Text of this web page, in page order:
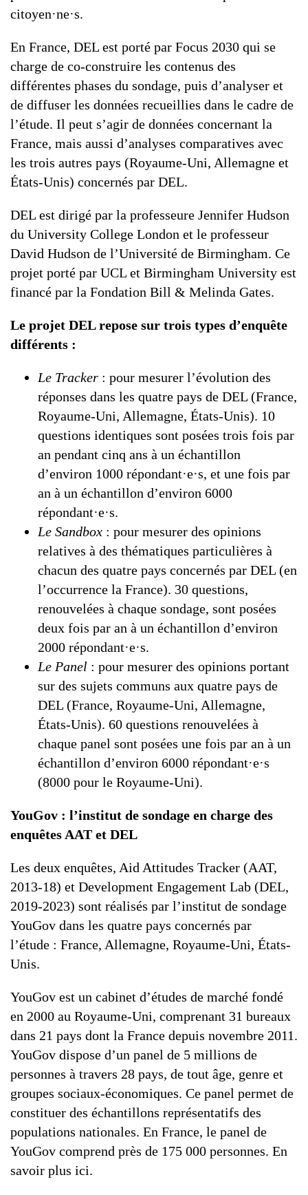
citoyen·ne·s.
En France, DEL est porté par Focus 2030 qui se
charge de co-construire les contenus des
différentes phases du sondage, puis d’analyser et
de diffuser les données recueillies dans le cadre de
l’étude. Il peut s’agir de données concernant la
France, mais aussi d’analyses comparatives avec
les trois autres pays (Royaume-Uni, Allemagne et
États-Unis) concernés par DEL.
DEL est dirigé par la professeure Jennifer Hudson
du University College London et le professeur
David Hudson de l’Université de Birmingham. Ce
projet porté par UCL et Birmingham University est
financé par la Fondation Bill & Melinda Gates.
Le projet DEL repose sur trois types d’enquête
différents :
Le Tracker : pour mesurer l’évolution des
réponses dans les quatre pays de DEL (France,
Royaume-Uni, Allemagne, États-Unis). 10
questions identiques sont posées trois fois par
an pendant cinq ans à un échantillon
d’environ 1000 répondant·e·s, et une fois par
an à un échantillon d’environ 6000
répondant·e·s.
Le Sandbox : pour mesurer des opinions
relatives à des thématiques particulières à
chacun des quatre pays concernés par DEL (en
l’occurrence la France). 30 questions,
renouvelées à chaque sondage, sont posées
deux fois par an à un échantillon d’environ
2000 répondant·e·s.
Le Panel : pour mesurer des opinions portant
sur des sujets communs aux quatre pays de
DEL (France, Royaume-Uni, Allemagne,
États-Unis). 60 questions renouvelées à
chaque panel sont posées une fois par an à un
échantillon d’environ 6000 répondant·e·s
(8000 pour le Royaume-Uni).
YouGov : l’institut de sondage en charge des
enquêtes AAT et DEL
Les deux enquêtes, Aid Attitudes Tracker (AAT,
2013-18) et Development Engagement Lab (DEL,
2019-2023) sont réalisés par l’institut de sondage
YouGov dans les quatre pays concernés par
l’étude : France, Allemagne, Royaume-Uni, États-
Unis.
YouGov est un cabinet d’études de marché fondé
en 2000 au Royaume-Uni, comprenant 31 bureaux
dans 21 pays dont la France depuis novembre 2011.
YouGov dispose d’un panel de 5 millions de
personnes à travers 28 pays, de tout âge, genre et
groupes sociaux-économiques. Ce panel permet de
constituer des échantillons représentatifs des
populations nationales. En France, le panel de
YouGov comprend près de 175 000 personnes. En
savoir plus ici.